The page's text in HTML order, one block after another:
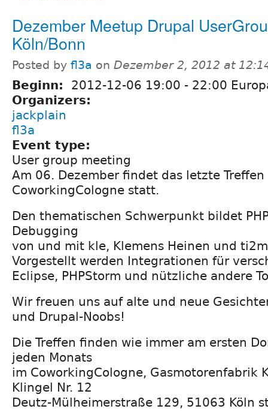
Dezember Meetup Drupal
Köln/Bonn
Posted by fl3a on Dezember 2, 2012 at
Beginn: 2012-12-06 19:00 - 22:00
Organizers:
jackplain
fl3a
Event type:
User group meeting
Am 06. Dezember findet das letzte Treffen
CoworkingCologne statt.
Den thematischen Schwerpunkt bildet
Debugging
von und mit kle, Klemens Heinen und
Vorgestellt werden Integrationen für
Eclipse, PHPStorm und nützliche andere
Wir freuen uns auf alte und neue
und Drupal-Noobs!
Die Treffen finden wie immer am ersten
jeden Monats
im CoworkingCologne, Gasmotorenfabrik
Klingel Nr. 12
Deutz-Mülheimerstraße 129, 51063 Köln